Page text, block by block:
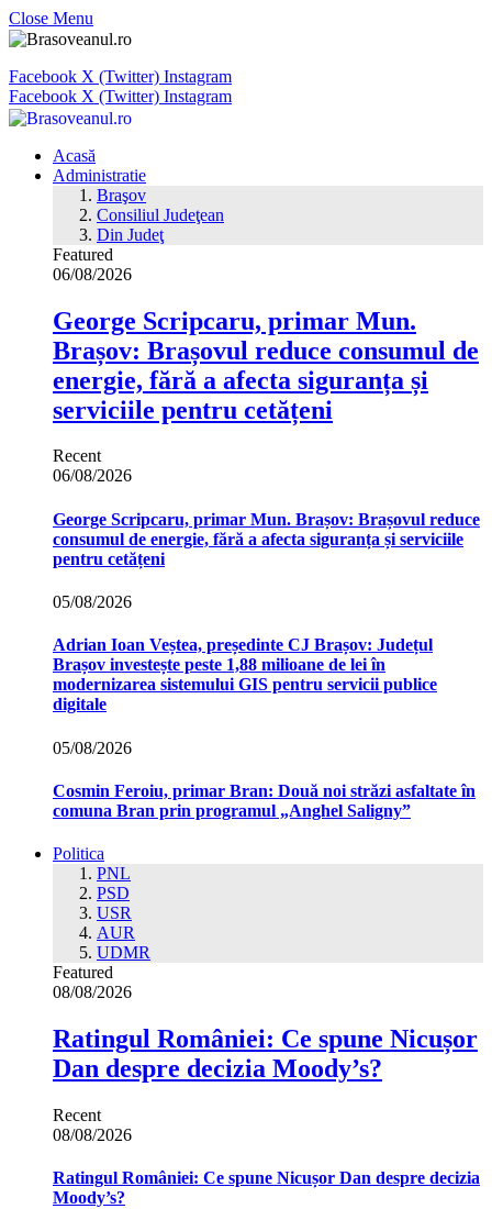
Close Menu
Facebook X (Twitter) Instagram
Facebook X (Twitter) Instagram
Acasă
Administratie
Braşov
Consiliul Judeţean
Din Judeţ
Featured
06/08/2026
George Scripcaru, primar Mun.
Brașov: Brașovul reduce consumul de
energie, fără a afecta siguranța și
serviciile pentru cetățeni
Recent
06/08/2026
George Scripcaru, primar Mun. Brașov: Brașovul reduce
consumul de energie, fără a afecta siguranța și serviciile
pentru cetățeni
05/08/2026
Adrian Ioan Veștea, președinte CJ Brașov: Județul
Brașov investește peste 1,88 milioane de lei în
modernizarea sistemului GIS pentru servicii publice
digitale
05/08/2026
Cosmin Feroiu, primar Bran: Două noi străzi asfaltate în
comuna Bran prin programul „Anghel Saligny”
Politica
PNL
PSD
USR
AUR
UDMR
Featured
08/08/2026
Ratingul României: Ce spune Nicușor
Dan despre decizia Moody’s?
Recent
08/08/2026
Ratingul României: Ce spune Nicușor Dan despre decizia
Moody’s?